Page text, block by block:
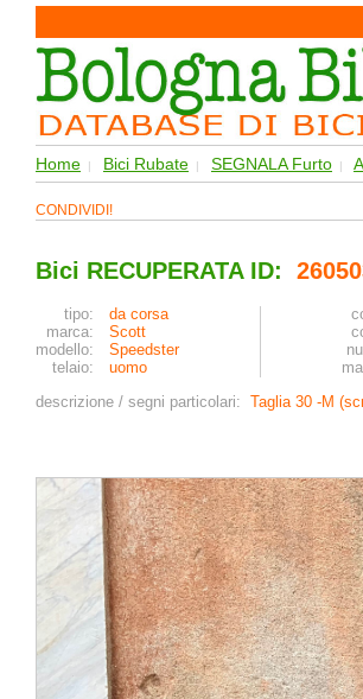
Home | Bici Rubate | SEGNALA Furto |
CONDIVIDI!
Bici RECUPERATA ID:
tipo: da corsa
marca:
Scott
modello:
Speedster
telaio:
uomo
descrizione / segni particolari: Taglia 30 -M